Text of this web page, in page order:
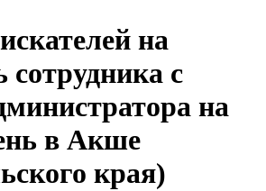
на
сотрудника с
на
в Акше
края)